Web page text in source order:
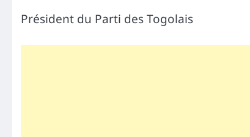
Président du Parti des Togolais